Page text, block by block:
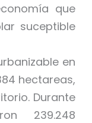
que
suceptible
en
hectareas,
Durante
239.248